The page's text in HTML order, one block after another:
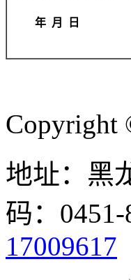
年 月 日
Copyright
地址：黑
码：
17009617